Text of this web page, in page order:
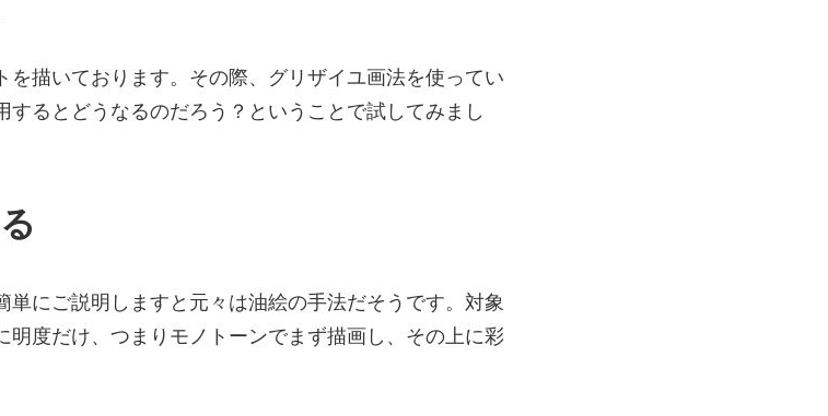
描いております。その際、グリザイユ画法を使ってい
るとどうなるのだろう？ということで試してみまし
単にご説明しますと元々は油絵の手法だそうです。対象
度だけ、つまりモノトーンでまず描画し、その上に彩